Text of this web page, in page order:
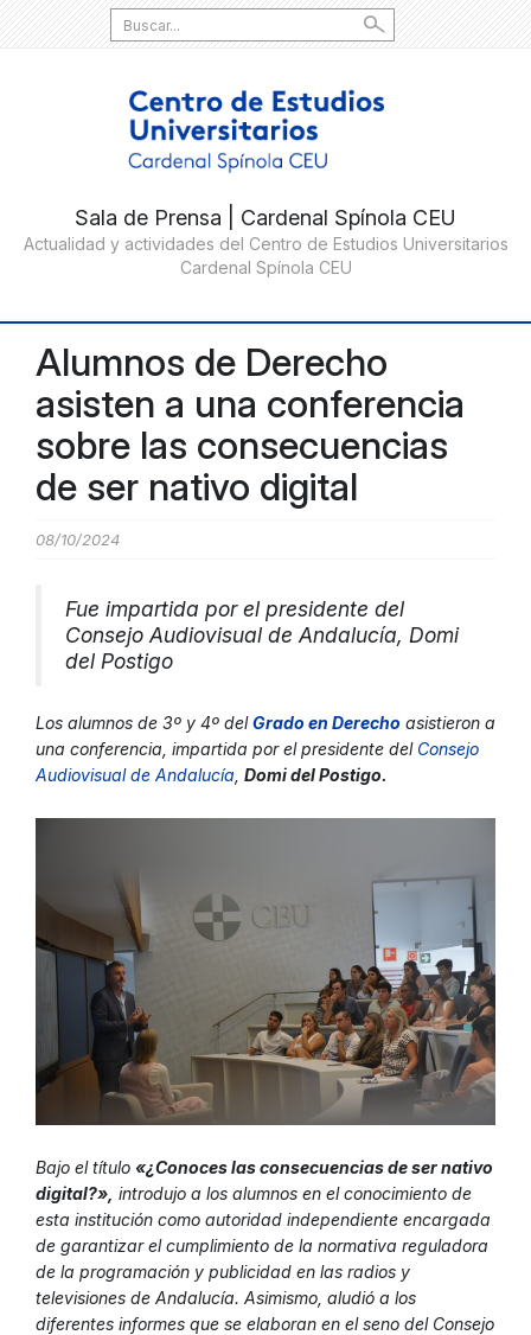
Search
for:
Alumnos de Derecho
asisten a una conferencia
sobre las consecuencias
de ser nativo digital
08/10/2024
Fue impartida por el presidente del
Consejo Audiovisual de Andalucía, Domi
del Postigo
Los alumnos de 3º y 4º delGrado en Derecho asistieron a
una conferencia, impartida por el presidente del Consejo
Audiovisual de Andalucía Domi del Postigo.
Bajo el título «¿Conoces las consecuencias de ser nativo
digital?», introdujo a los alumnos en el conocimiento de
esta institución como autoridad independiente encargada
de garantizar el cumplimiento de la normativa reguladora
de la programación y publicidad en las radios y
televisiones de Andalucía. Asimismo, aludió a los
diferentes informes que se elaboran en el seno del Consejo